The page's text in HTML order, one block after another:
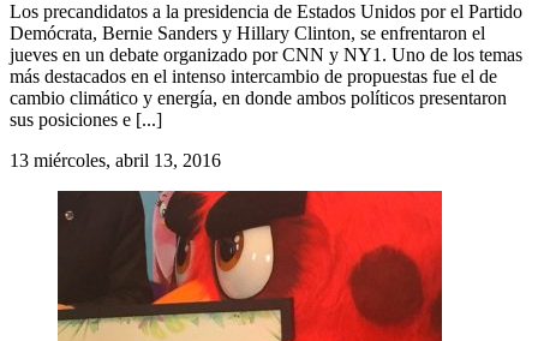
Los precandidatos a la presidencia de Estados Unidos por el Partido
Demócrata, Bernie Sanders y Hillary Clinton, se enfrentaron el
jueves en un debate organizado por CNN y NY1. Uno de los temas
más destacados en el intenso intercambio de propuestas fue el de
cambio climático y energía, en donde ambos políticos presentaron
sus posiciones e [...]
13 miércoles, abril 13, 2016